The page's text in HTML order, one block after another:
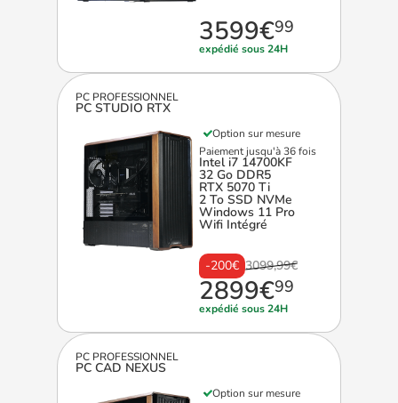
3599€99
expédié sous 24H
PC PROFESSIONNEL
PC STUDIO RTX
-200€ 3099,99€
2899€99
Paiement jusqu'à 36 fois
expédié sous 24H
Intel i7 14700KF
32 Go DDR5
RTX 5070 Ti
2 To SSD NVMe
Windows 11 Pro
Wifi Intégré
Option sur mesure
PC PROFESSIONNEL
PC CAD NEXUS
Option sur mesure